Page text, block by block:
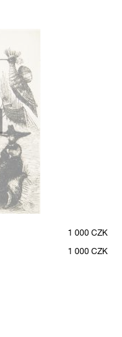
1 000 CZK
1 000 CZK